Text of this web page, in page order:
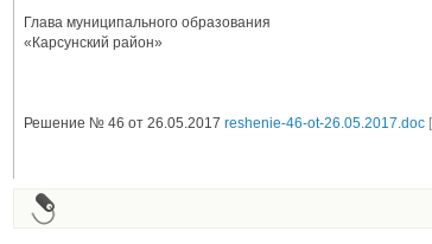
Глава муниципального образования
«Карсунский район»
Решение № 46 от 26.05.2017reshenie-46-ot-26.05.2017.doc